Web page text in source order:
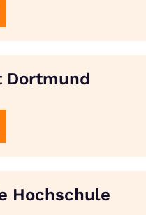
Dortmund
Hochschule